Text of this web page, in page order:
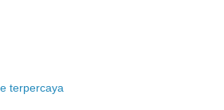
terpercaya